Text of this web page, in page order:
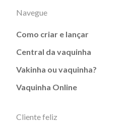
Navegue
Como criar e lançar
Central da vaquinha
Vakinha ou vaquinha?
Vaquinha Online
Cliente feliz